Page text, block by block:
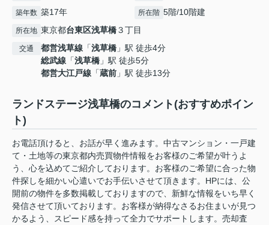
築年数 築17年 所在階 5階/10階建
所在地 東京都台東区浅草橋３丁目
交通 都営浅草線 「浅草橋 」駅 徒歩4分
総武線 「浅草橋 」駅 徒歩5分
都営大江戸線 「蔵前 」駅 徒歩13分
ランドステージ浅草橋のコメント(おすすめポイン
ト)
お電話頂けると、お話が早く進みます。中古マンション・一戸建
て・土地等の東京都内売買物件情報をお客様のご希望が叶うよ
う、心を込めてご紹介しております。お客様のご希望に合った物
件探しを細かい心遣いでお手伝いさせて頂きます。HPには、公
開前の物件を多数掲載しておりますので、新鮮な情報をいち早く
発信させて頂いております。お客様が納得なさるお住まいが見つ
かるよう、スピード感を持って全力でサポートします。売却査